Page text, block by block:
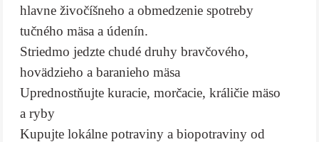
hlavne živočíšneho a obmedzenie spotreby
tučného mäsa a údenín.
Striedmo jedzte chudé druhy bravčového,
hovädzieho a baranieho mäsa
Uprednostňujte kuracie, morčacie, králičie mäso
a ryby
Kupujte lokálne potraviny a biopotraviny od